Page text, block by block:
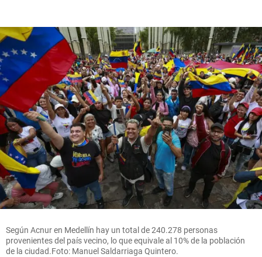
Según Acnur en Medellín hay un total de 240.278 personas
provenientes del país vecino, lo que equivale al 10% de la población
de la ciudad.Foto: Manuel Saldarriaga Quintero.